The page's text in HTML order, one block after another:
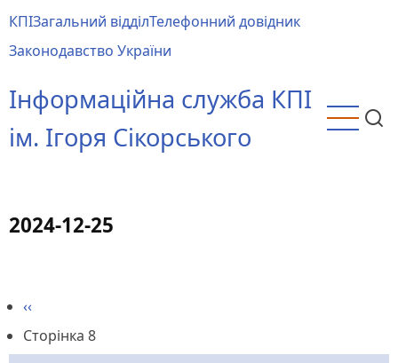
до
основного
КПІЗагальний відділТелефонний довідник
Законодавство України
Інформаційна служба КПІ
ім. Ігоря Сікорського
2024-12-25
на
Попередня
сторінка
‹‹
Сторінка 8